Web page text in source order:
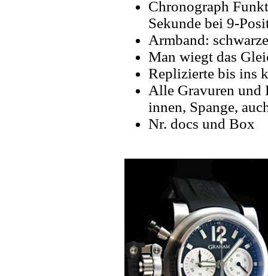
Chronograph
Sekunde bei 9-
Armband:
Man wiegt das
Replizierte bis ins
Alle Gravuren und
innen, Spange,
Nr. docs und Box